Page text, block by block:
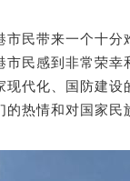
民带来一个十分
民感到非常荣幸
代化、国防建设
热情和对国家民